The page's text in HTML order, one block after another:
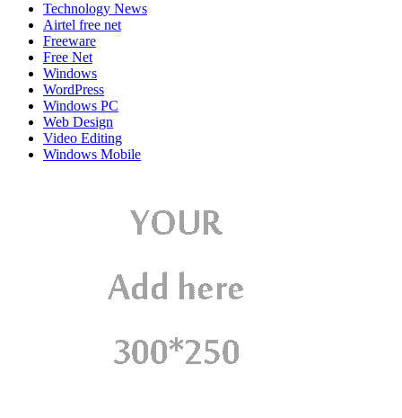
Technology News
Airtel free net
Freeware
Free Net
Windows
WordPress
Windows PC
Web Design
Video Editing
Windows Mobile